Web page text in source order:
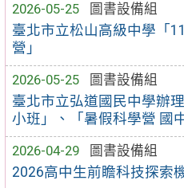
2026-05-25
圖書設備組
臺北市立松山高級中學「
營」
2026-05-25
圖書設備組
臺北市立弘道國民中學辦
小班」、「暑假科學營 國
2026-04-29
圖書設備組
2026高中生前瞻科技探索